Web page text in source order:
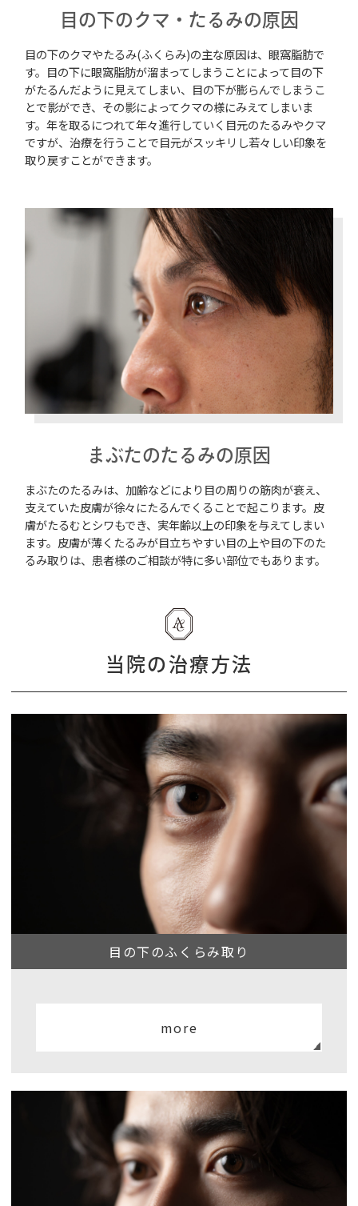
目の下のクマ・たるみの原因
目の下のクマやたるみ(ふくらみ)の主な原因は、眼窩脂肪で
す。目の下に眼窩脂肪が溜まってしまうことによって目の下
がたるんだように見えてしまい、目の下が膨らんでしまうこ
とで影ができ、その影によってクマの様にみえてしまいま
す。年を取るにつれて年々進行していく目元のたるみやクマ
ですが、治療を行うことで目元がスッキリし若々しい印象を
取り戻すことができます。
まぶたのたるみの原因
まぶたのたるみは、加齢などにより目の周りの筋肉が衰え、
支えていた皮膚が徐々にたるんでくることで起こります。皮
膚がたるむとシワもでき、実年齢以上の印象を与えてしまい
ます。皮膚が薄くたるみが目立ちやすい目の上や目の下のた
るみ取りは、患者様のご相談が特に多い部位でもあります。
当院の治療方法
目の下のふくらみ取り
more